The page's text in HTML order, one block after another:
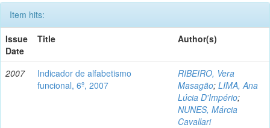
Item hits:
Issue
Date
Title Author(s)
2007
Indicador de alfabetismo
funcional, 6º, 2007
RIBEIRO, Vera
Masagão; LIMA, Ana
Lúcia D'Império;
NUNES, Márcia
Cavallari